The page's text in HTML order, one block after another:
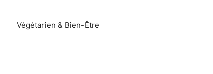
Végétarien & Bien-Être